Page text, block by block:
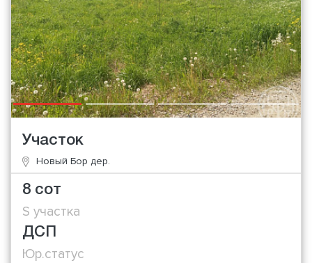
Участок
Новый Бор дер.
8 сот
S участка
ДСП
Юр.статус